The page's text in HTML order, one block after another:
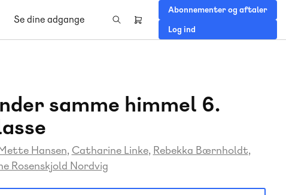
Se dine adgange
Header
Abonnementer og aftaler
Log ind
samme himmel 6.
Hansen Catharine Linke Rebekka Bærnholdt
Rosenskjold Nordvig